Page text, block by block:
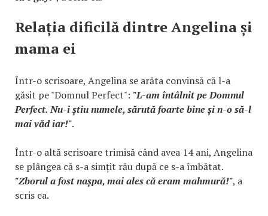
Relația dificilă dintre Angelina și
mama ei
Într-o scrisoare, Angelina se arăta convinsă că l-a
găsit pe "Domnul Perfect": "L-am întâlnit pe Domnul
Perfect. Nu-i știu numele, sărută foarte bine și n-o să-l
mai văd iar!".
Într-o altă scrisoare trimisă când avea 14 ani, Angelina
se plângea că s-a simțit rău după ce s-a îmbătat.
"Zborul a fost nașpa, mai ales că eram mahmură!", a
scris ea.